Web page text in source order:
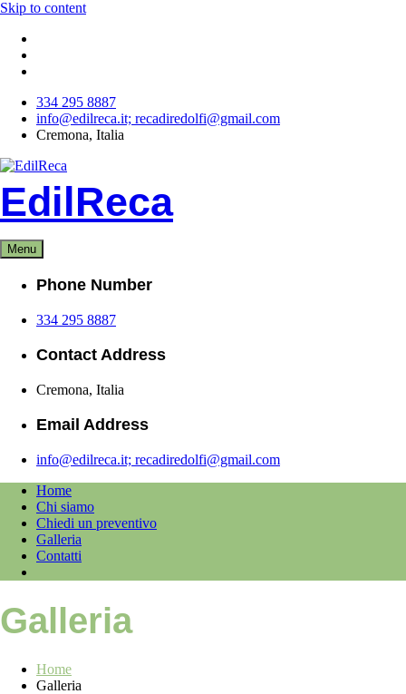
Skip to content
334 295 8887
info@edilreca.it; recadiredolfi@gmail.com
Cremona, Italia
EdilReca
Menu
Phone Number
334 295 8887
Contact Address
Cremona, Italia
Email Address
info@edilreca.it; recadiredolfi@gmail.com
Home
Chi siamo
Chiedi un preventivo
Galleria
Contatti
Galleria
Home
Galleria